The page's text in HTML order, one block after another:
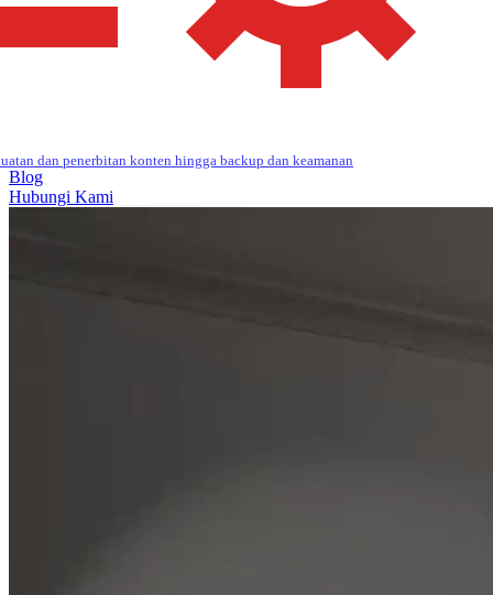
dan penerbitan konten hingga backup dan keamanan
Blog
Hubungi Kami